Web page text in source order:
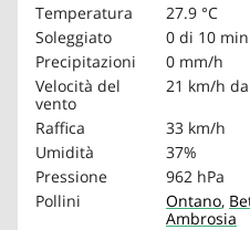
Temperatura
27.9 °C
Soleggiato
0 di 10 min
Precipitazioni
0 mm/h
Velocità del
vento
21 km/h
Raffica
33 km/h
Umidità
37%
Pressione
962 hPa
Pollini
Ontano,
Ambrosia